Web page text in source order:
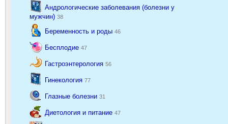
Андрологические заболевания (болезни у
мужчин) 38
Беременность и роды 46
Бесплодие 47
Гастроэнтерология 56
Гинекология 77
Глазные болезни 31
Диетология и питание 47